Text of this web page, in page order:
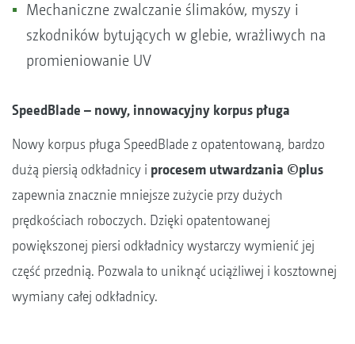
Mechaniczne zwalczanie ślimaków, myszy i
szkodników bytujących w glebie, wrażliwych na
promieniowanie UV
SpeedBlade – nowy, innowacyjny korpus pługa
Nowy korpus pługa SpeedBlade z opatentowaną, bardzo
dużą piersią odkładnicy i procesem utwardzania ©plus
zapewnia znacznie mniejsze zużycie przy dużych
prędkościach roboczych. Dzięki opatentowanej
powiększonej piersi odkładnicy wystarczy wymienić jej
część przednią. Pozwala to uniknąć uciążliwej i kosztownej
wymiany całej odkładnicy.